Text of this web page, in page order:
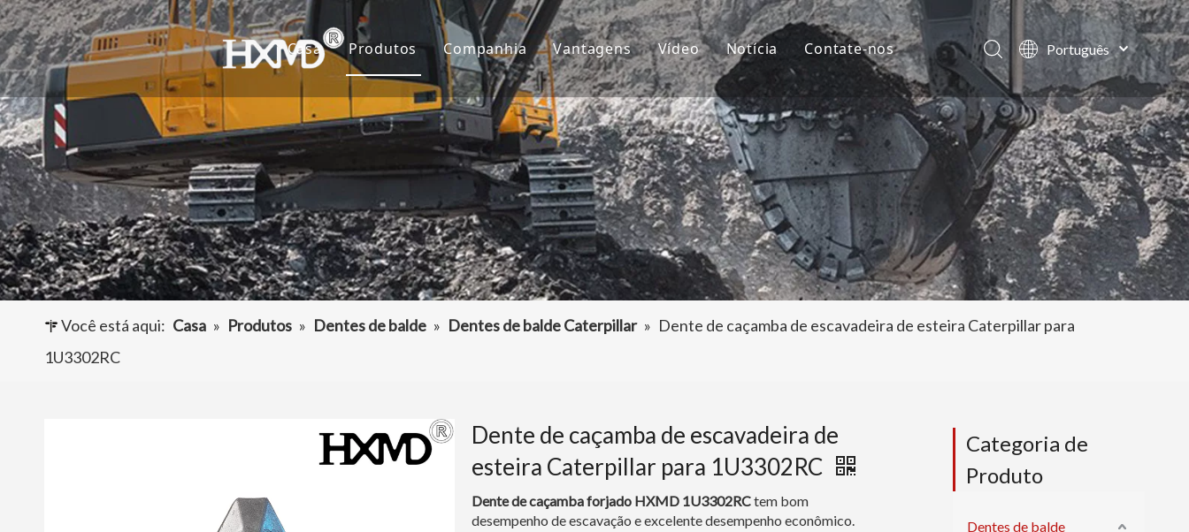
Casa Produtos
Dentes de Balde
Caçamba da Escavadeira
Adaptador de dentes de caçamba
Outros acessórios da escavadeira
Companhia
Sobre nós
Cultura
Perguntas frequentes
Vantagens
P&D
Produção
Serviço
Vídeo Notícia
Notícias da empresa
Projetos
Contate-nos
Português
English
العربية
Français
Pусский
Español
Você está aqui: Casa » Produtos » Dentes de balde » Dentes de balde Caterpillar » Dente de caçamba de escavadeira de esteira Caterpillar para
1U3302RC
Dente de caçamba de escavadeira de
esteira Caterpillar para 1U3302RC
Dente de caçamba forjado HXMD 1U3302RCtem bom
desempenho de escavação e excelente desempenho econômico.
Categoria de
Produto
Dentes de balde